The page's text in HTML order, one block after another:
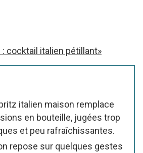
: cocktail italien pétillant»
italien maison remplace
en bouteille, jugées trop
et peu rafraîchissantes.
repose sur quelques gestes